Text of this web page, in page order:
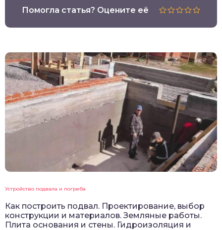
Помогла статья? Оцените её
Устройство подвала и погреба
Как построить подвал. Проектирование, выбор
конструкции и материалов. Земляные работы.
Плита основания и стены. Гидроизоляция и